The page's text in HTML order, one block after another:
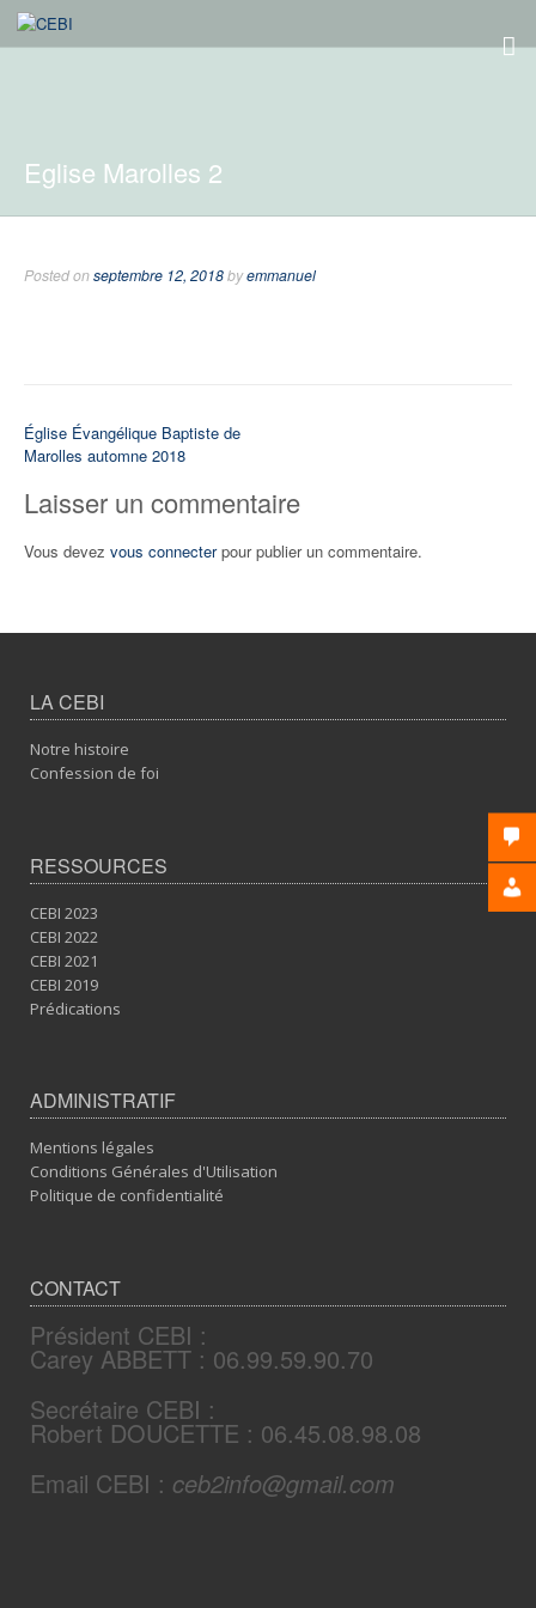
Eglise Marolles 2
Posted onseptembre 12, 2018byemmanuel
Navigation
de
l’article
Église Évangélique Baptiste de
Marolles automne 2018
Laisser un commentaire
Vous devez vous connecterpour publier un commentaire.
LA CEBI
Notre histoire
Confession de foi
RESSOURCES
CEBI 2023
CEBI 2022
CEBI 2021
CEBI 2019
Prédications
ADMINISTRATIF
Mentions légales
Conditions Générales d'Utilisation
Politique de confidentialité
CONTACT
Président CEBI :
Carey ABBETT : 06.99.59.90.70
Secrétaire CEBI :
Robert DOUCETTE : 06.45.08.98.08
Email CEBI : ceb2info@gmail.com